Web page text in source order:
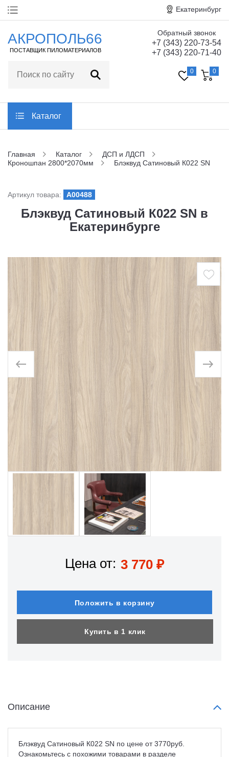
Главная
Статьи
Контакты
Заказать обратный звонок
Екатеринбург
АКРОПОЛЬ66
ПОСТАВЩИК ПИЛОМАТЕРИАЛОВ
Обратный звонок
+7 (343) 220-73-54
+7 (343) 220-71-40
0 0
Каталог
Главная Каталог
ДСП и ЛДСП
Кроношпан 2800*2070мм
Блэквуд Сатиновый К022 SN
Артикул товара: A00488
Блэквуд Сатиновый К022 SN в
Екатеринбурге
Цена от: 3 770 ₽
Положить в корзину
Купить в 1 клик
Описание
Блэквуд Сатиновый К022 SN по цене от 3770руб.
Ознакомьтесь с похожими товарами в разделе